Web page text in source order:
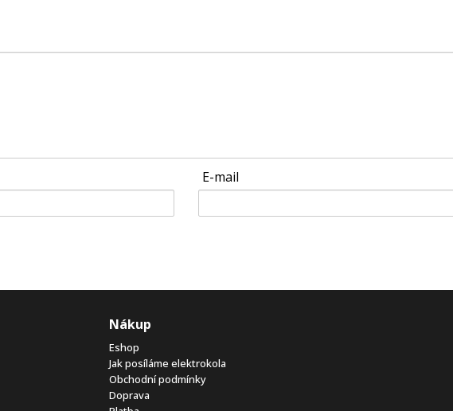
E-mail
Nákup
Eshop
Jak posíláme elektrokola
Obchodní podmínky
Doprava